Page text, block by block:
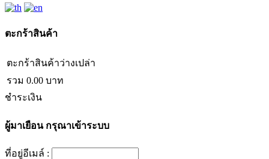
ตะกร้าสินค้า
ตะกร้าสินค้าว่างเปล่า
รวม 0.00 บาท
ชำระเงิน
ผู้มาเยือนกรุณาเข้าระบบ
ที่อยู่อีเมล์ :